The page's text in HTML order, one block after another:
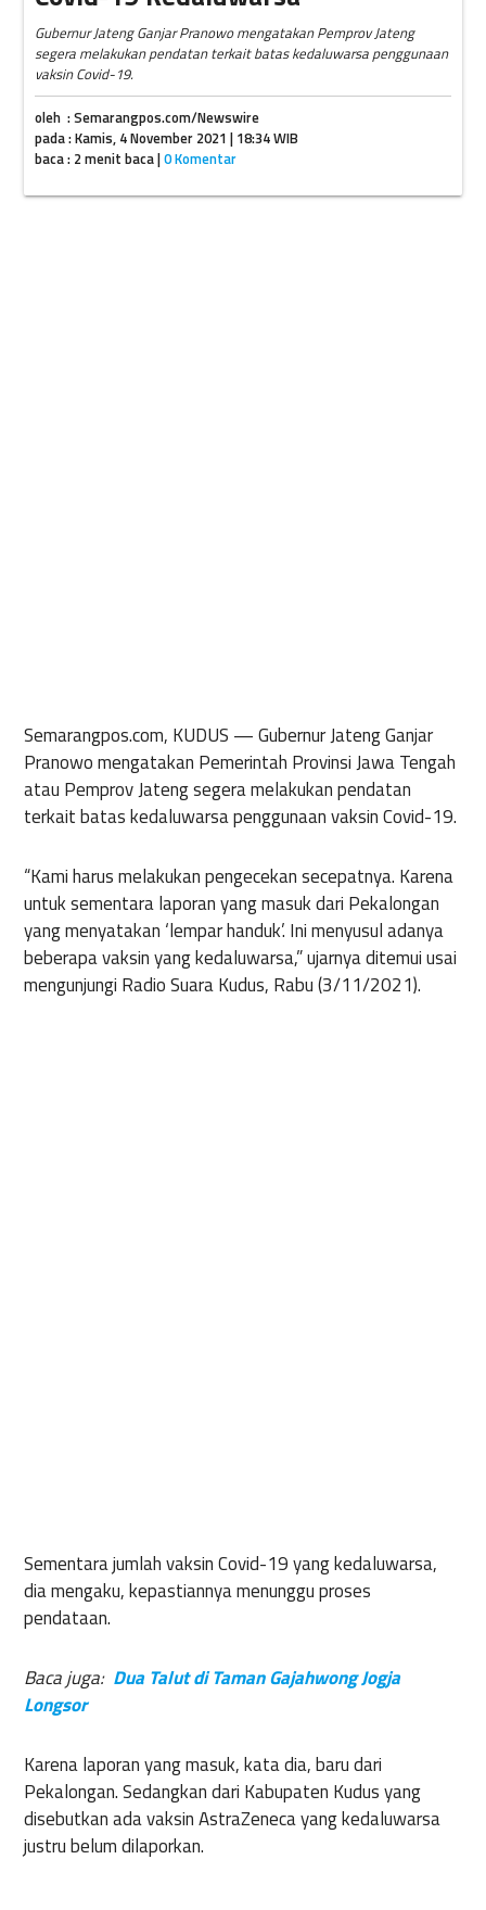
Gubernur Jateng Ganjar Pranowo mengatakan Pemprov Jateng
segera melakukan pendatan terkait batas kedaluwarsa penggunaan
vaksin Covid-19.
oleh : Semarangpos.com/Newswire
pada : Kamis, 4 November 2021 | 18:34 WIB
baca : 2 menit baca |0 Komentar
Semarangpos.com, KUDUS —Gubernur Jateng Ganjar
Pranowo mengatakan Pemerintah Provinsi Jawa Tengah
atau Pemprov Jateng segera melakukan pendatan
terkait batas kedaluwarsa penggunaan vaksin Covid-19.
“Kami harus melakukan pengecekan secepatnya. Karena
untuk sementara laporan yang masuk dari Pekalongan
yang menyatakan ‘lempar handuk’. Ini menyusul adanya
beberapa vaksin yang kedaluwarsa,” ujarnya ditemui usai
mengunjungi Radio Suara Kudus, Rabu (3/11/2021).
Sementara jumlah vaksin Covid-19 yang kedaluwarsa,
dia mengaku, kepastiannya menunggu proses
pendataan.
Baca juga: Dua Talut di Taman Gajahwong Jogja
Longsor
Karena laporan yang masuk, kata dia, baru dari
Pekalongan. Sedangkan dari Kabupaten Kudus yang
disebutkan ada vaksin AstraZeneca yang kedaluwarsa
justru belum dilaporkan.